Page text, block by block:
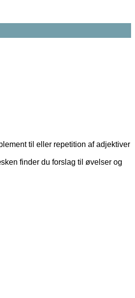
til eller repetition af adjektiver
finder du forslag til øvelser og